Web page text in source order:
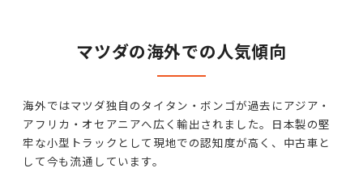
マツダの海外での人気傾向
海外ではマツダ独自のタイタン・ボンゴが過去にアジア・
アフリカ・オセアニアへ広く輸出されました。日本製の堅
牢な小型トラックとして現地での認知度が高く、中古車と
して今も流通しています。